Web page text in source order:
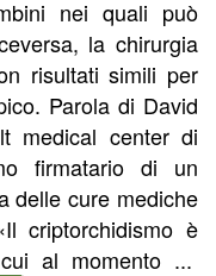
nei quali può
la chirurgia
risultati simili per
Parola di David
medical center di
firmatario di un
delle cure mediche
criptorchidismo è
al momento ...